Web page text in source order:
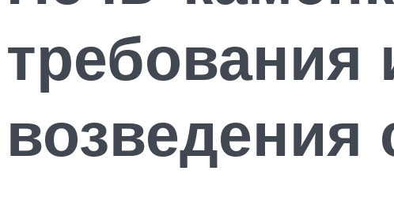
требования
возведения